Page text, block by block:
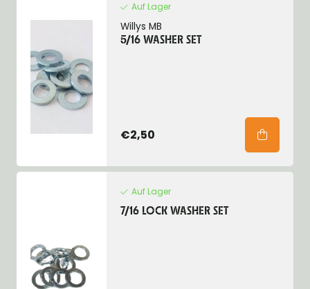
Auf Lager
Willys MB
5/16 WASHER SET
€2,50
Auf Lager
7/16 LOCK WASHER SET